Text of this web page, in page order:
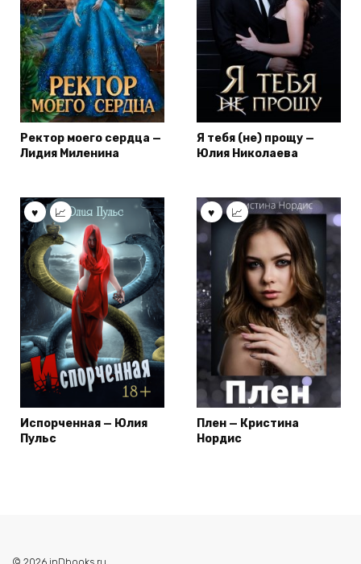
Ректор моего сердца —
Лидия Миленина
Я тебя (не) прощу —
Юлия Николаева
Испорченная — Юлия
Пульс
Плен — Кристина
Нордис